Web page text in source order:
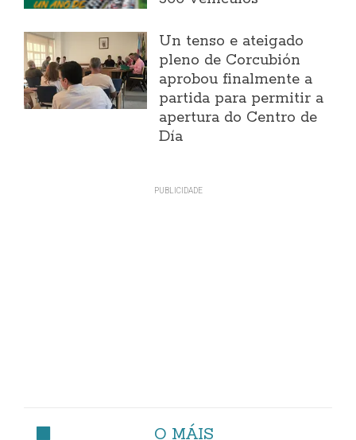
Un tenso e ateigado
pleno de Corcubión
aprobou finalmente a
partida para permitir a
apertura do Centro de
Día
O MÁIS